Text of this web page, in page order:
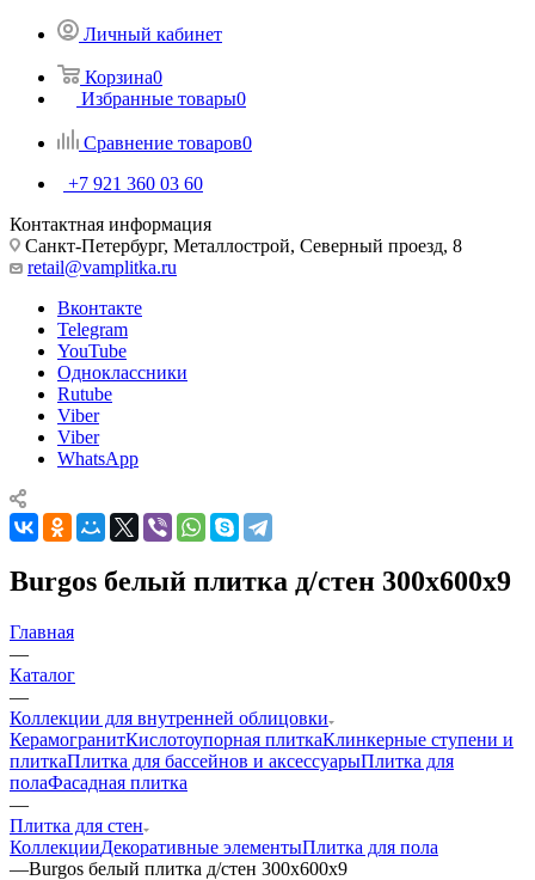
Личный кабинет
Корзина0
Избранные товары0
Сравнение товаров0
+7 921 360 03 60
Контактная информация
Санкт-Петербург, Металлострой, Северный проезд, 8
retail@vamplitka.ru
Вконтакте
Telegram
YouTube
Одноклассники
Rutube
Viber
Viber
WhatsApp
Burgos белый плитка д/стен 300x600x9
Главная
—
Каталог
—
Коллекции для внутренней облицовки
КерамогранитКислотоупорная плиткаКлинкерные ступени и
плиткаПлитка для бассейнов и аксессуарыПлитка для
полаФасадная плитка
—
Плитка для стен
КоллекцииДекоративные элементыПлитка для пола
—Burgos белый плитка д/стен 300x600x9